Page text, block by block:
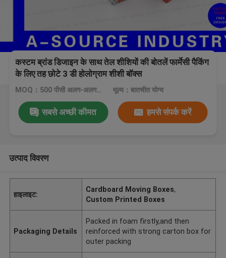
कस्टम ब्रांड डिजाइन के साथ तेल शीशियों की बोतलें फार्मेसी पैकिंग
के लिए तह छोटे 3 डी होलोग्राम शीशी बॉक्स
MOQ：500 पीसी अलग-अलग प्राउड नामों को मिलाते हैं मूल्य：बातचीत योग्य
सबसे अच्छी कीमत हमसे संपर्क करें
उत्पाद विवरण
हाइलाइट:
Cardboard Moving Boxes,
Custom Printed Boxes
Packaging Details
Packed in foam firstly,and then
reinforced with strong carton box for
outer packing